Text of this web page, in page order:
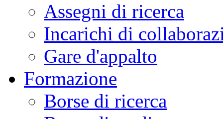
Assegni di ricerca
Incarichi di
Gare d'appalto
Formazione
Borse di ricerca